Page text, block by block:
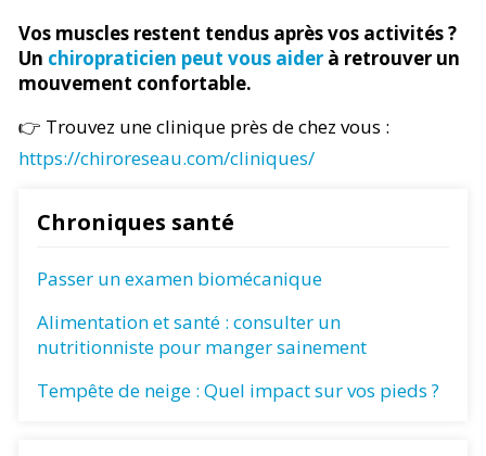
Vos muscles restent tendus après vos activités ?
Un chiropraticien peut vous aider à retrouver un
mouvement confortable.
👉 Trouvez une clinique près de chez vous :
https://chiroreseau.com/cliniques/
Chroniques santé
Passer un examen biomécanique
Alimentation et santé : consulter un
nutritionniste pour manger sainement
Tempête de neige : Quel impact sur vos pieds ?